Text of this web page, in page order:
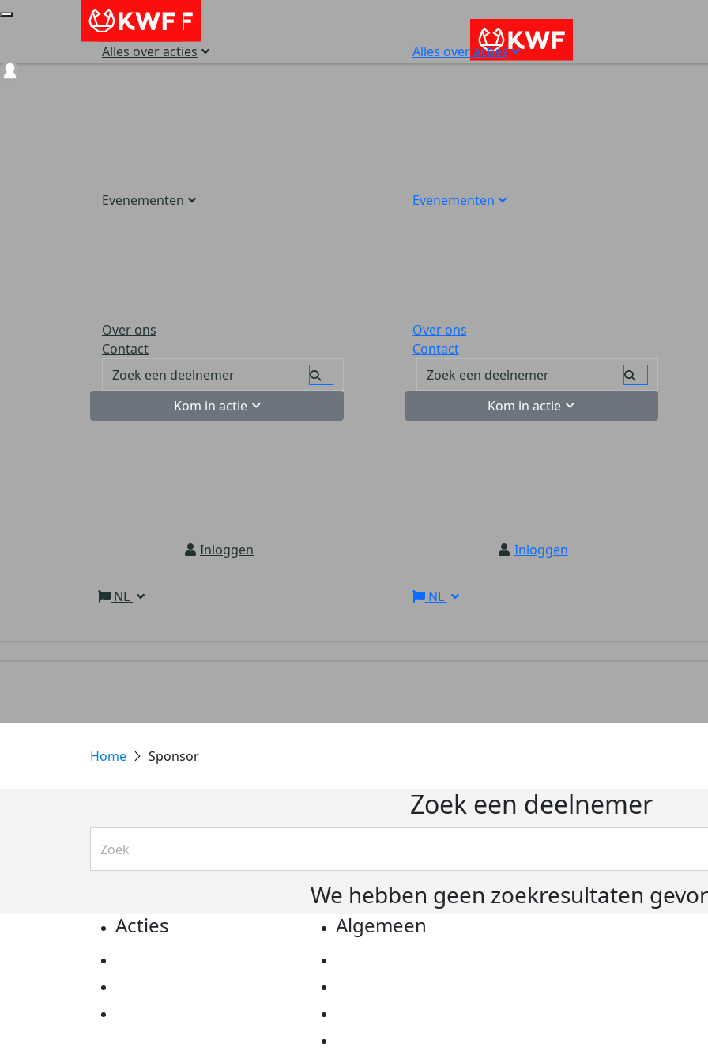
Alles over acties
Evenementen
Over ons
Contact
Kom in actie
Inloggen
NL
Alles over acties
Evenementen
Over ons
Contact
Kom in actie
Inloggen
NL
Sponsor
Zoek een deelnemer
We hebben geen zoekresultaten
Acties Algemeen